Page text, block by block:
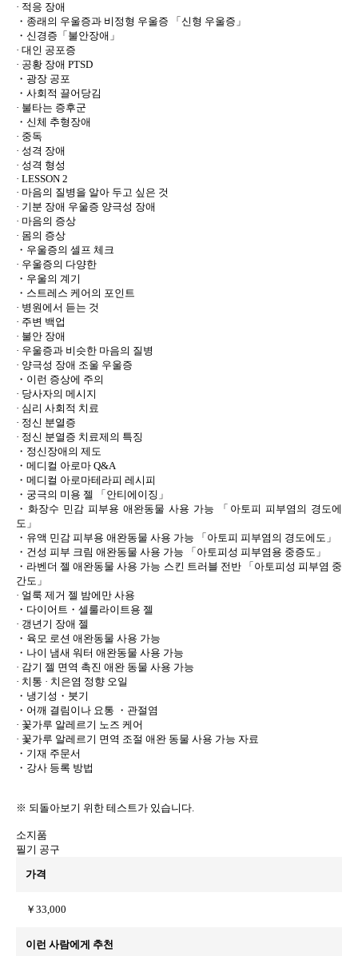
· 적응 장애
・종래의 우울증과 비정형 우울증 「신형 우울증」
・신경증「불안장애」
· 대인 공포증
· 공황 장애 PTSD
・광장 공포
・사회적 끌어당김
· 불타는 증후군
・신체 추형장애
· 중독
· 성격 장애
· 성격 형성
· LESSON 2
· 마음의 질병을 알아 두고 싶은 것
· 기분 장애 우울증 양극성 장애
· 마음의 증상
· 몸의 증상
・우울증의 셀프 체크
· 우울증의 다양한
・우울의 계기
・스트레스 케어의 포인트
· 병원에서 듣는 것
· 주변 백업
· 불안 장애
· 우울증과 비슷한 마음의 질병
· 양극성 장애 조울 우울증
・이런 증상에 주의
· 당사자의 메시지
· 심리 사회적 치료
· 정신 분열증
· 정신 분열증 치료제의 특징
・정신장애의 제도
・메디컬 아로마 Q&A
・메디컬 아로마테라피 레시피
・궁극의 미용 젤 「안티에이징」
・화장수 민감 피부용 애완동물 사용 가능 「아토피 피부염의 경도에
도」
・유액 민감 피부용 애완동물 사용 가능 「아토피 피부염의 경도에도」
・건성 피부 크림 애완동물 사용 가능 「아토피성 피부염용 중증도」
・라벤더 젤 애완동물 사용 가능 스킨 트러블 전반 「아토피성 피부염 중
간도」
· 얼룩 제거 젤 밤에만 사용
・다이어트・셀룰라이트용 젤
· 갱년기 장애 젤
・육모 로션 애완동물 사용 가능
・나이 냄새 워터 애완동물 사용 가능
· 감기 젤 면역 촉진 애완 동물 사용 가능
· 치통 · 치은염 정향 오일
・냉기성・붓기
・어깨 결림이나 요통 ・관절염
· 꽃가루 알레르기 노즈 케어
· 꽃가루 알레르기 면역 조절 애완 동물 사용 가능 자료
・기재 주문서
・강사 등록 방법
※ 되돌아보기 위한 테스트가 있습니다.
소지품
필기 공구
가격
￥33,000
이런 사람에게 추천